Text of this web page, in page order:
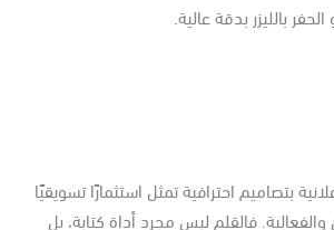
بالليزر بدقة عالية.
احترافية تمثل استثمارًا تسويقيًا
فالقلم ليس مجرد أداة كتابة، بل